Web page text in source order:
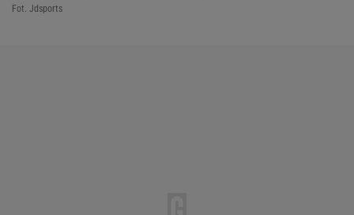
Fot. Jdsports